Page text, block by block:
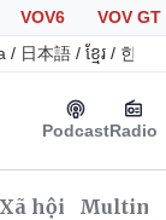
VOV6
VOV GT
/ 日本語 / ខ្មែរ / 한국
PodcastRadio
Xã hội